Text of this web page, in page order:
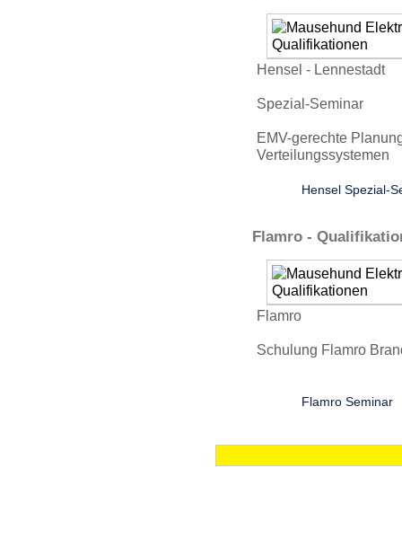
Hensel - Lennestadt
Spezial-Seminar
EMV-gerechte
Verteilungssys­temen
Hensel Spezial-
Flamro -
Flamro
Schulung Flamro
Flamro Seminar